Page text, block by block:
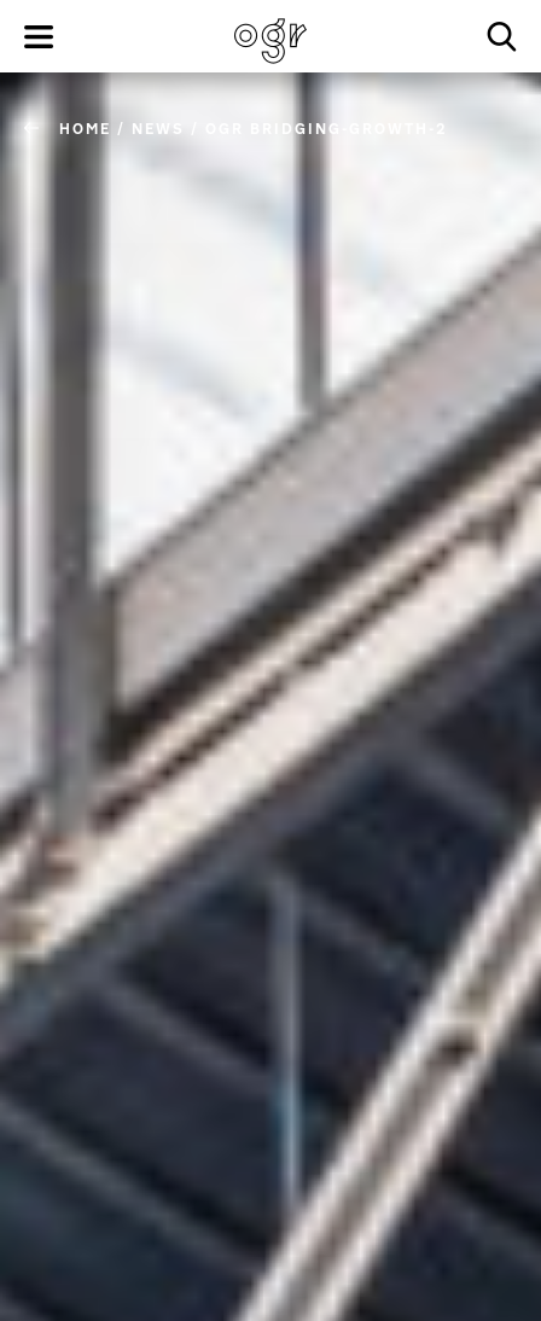
HOME / NEWS OGR BRIDGING-GROWTH-2